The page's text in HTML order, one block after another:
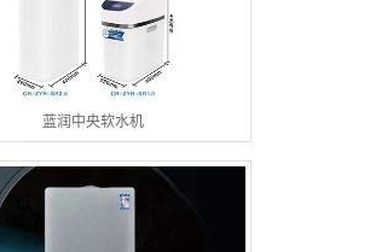
蓝润中央软水机